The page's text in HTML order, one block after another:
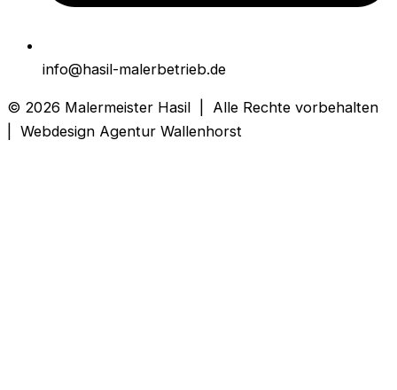
info@hasil-malerbetrieb.de
© 2026 Malermeister Hasil | Alle Rechte vorbehalten
| Webdesign Agentur Wallenhorst